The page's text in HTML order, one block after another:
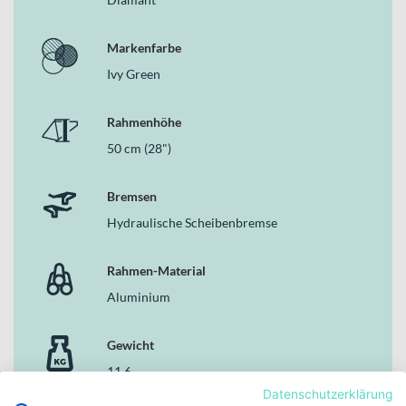
Schnelle 28 Zoll Laufräder für effizientes Rollen auf langen
Strecken
Das Stevens Supreme kombiniert sportliche Gene mit echter
Alltagstauglichkeit. Es ist schnell genug für ambitionierte
dank kompletter Ausstattung bereit für den täglichen Einsatz. Wenn
du ein Gravel Bike suchst, das Leistung, Funktion und Stil
harmonisch vereint, findest du hier einen vielseitigen Partner für
Markenfarbe
Ivy Green
Rahmenhöhe
50 cm (28")
Bremsen
Hydraulische Scheibenbremse
Rahmen-Material
Aluminium
Gewicht
11.6
Datenschutzerklärung